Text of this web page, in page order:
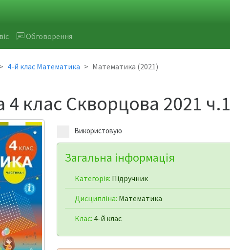
Обговорення
4-й клас Математика Математика (2021)
4 клас Скворцова 2021 ч.1
Використовую
Загальна інформація
Категорія: Підручник
Дисципліна: Математика
Клас: 4-й клас